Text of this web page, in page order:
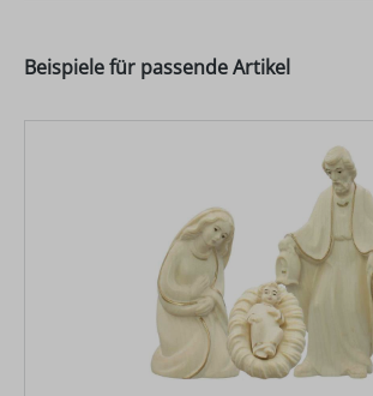
Beispiele für passende Artikel